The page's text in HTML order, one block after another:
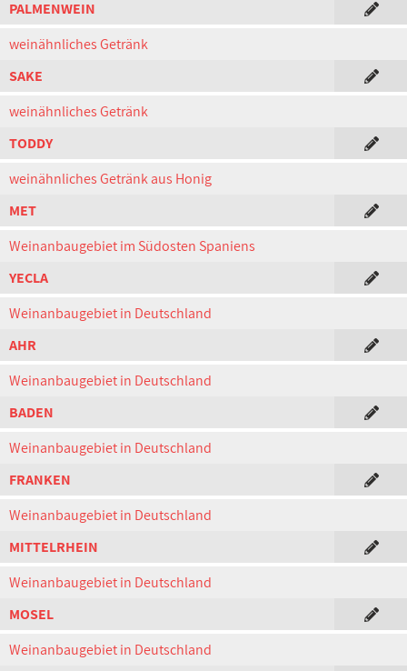
PALMENWEIN
weinähnliches Getränk
SAKE
weinähnliches Getränk
TODDY
weinähnliches Getränk aus Honig
MET
Weinanbaugebiet im Südosten Spaniens
YECLA
Weinanbaugebiet in Deutschland
AHR
Weinanbaugebiet in Deutschland
BADEN
Weinanbaugebiet in Deutschland
FRANKEN
Weinanbaugebiet in Deutschland
MITTELRHEIN
Weinanbaugebiet in Deutschland
MOSEL
Weinanbaugebiet in Deutschland